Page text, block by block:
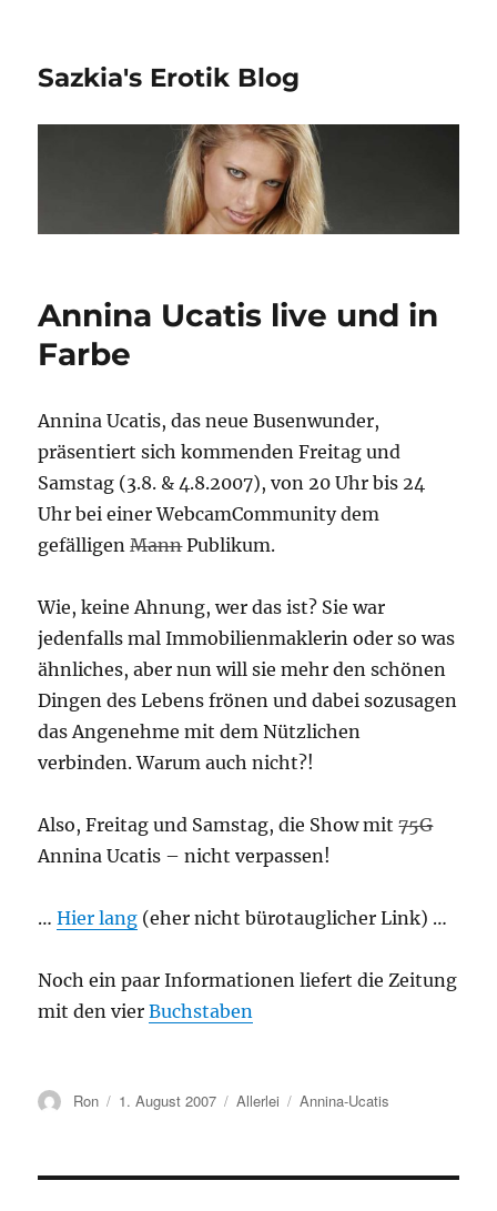
Sazkia's Erotik Blog
Annina Ucatis live und in
Farbe
Annina Ucatis, das neue Busenwunder,
präsentiert sich kommenden Freitag und
Samstag (3.8. & 4.8.2007), von 20 Uhr bis 24
Uhr bei einer WebcamCommunity dem
gefälligenMannPublikum.
Wie, keine Ahnung, wer das ist? Sie war
jedenfalls mal Immobilienmaklerin oder so was
ähnliches, aber nun will sie mehr den schönen
Dingen des Lebens frönen und dabei sozusagen
das Angenehme mit dem Nützlichen
verbinden. Warum auch nicht?!
Also, Freitag und Samstag, die Show mit75G
Annina Ucatis – nicht verpassen!
…Hier lang (eher nicht bürotauglicher Link) …
Noch ein paar Informationen liefert die Zeitung
mit den vierBuchstaben
Autor
Ron
Veröffentlicht
1. August 2007 Kategorien
Allerlei Schlagwörter
Annina-Ucatis